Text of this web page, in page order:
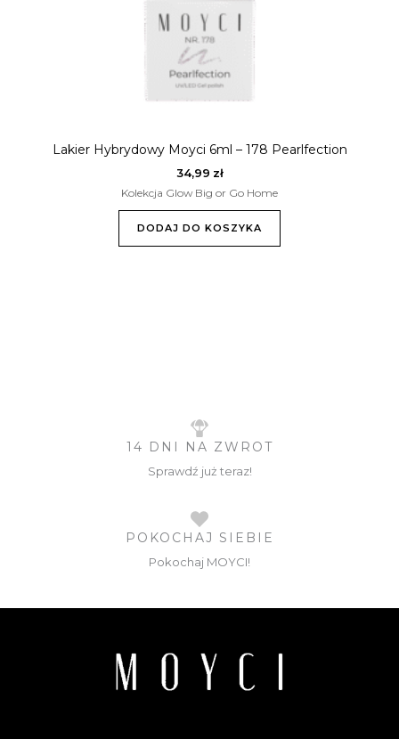
Lakier Hybrydowy Moyci 6ml – 178 Pearlfection
34,99 zł
Kolekcja Glow Big or Go Home
DODAJ DO KOSZYKA
14 DNI NA ZWROT
Sprawdź już teraz!
POKOCHAJ SIEBIE
Pokochaj MOYCI!